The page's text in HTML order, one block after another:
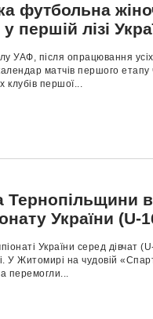
футбольна
першій лізі
УАФ, після опрацювання
матчів першого етапу
клубів першої...
Тернопільщини
України (U-
України серед дівчат
У Житомирі на чудовій
перемогли...